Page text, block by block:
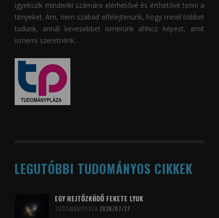
igyekszik mindenki számára elérhetővé és érthetővé tenni a
tényeket. Ám, nem szabad elfelejtenünk, hogy minél többet
tudunk, annál kevesebbet ismerünk ahhoz képest, amit
ismerni szeretnénk.
LEGUTÓBBI TUDOMÁNYOS CIKKEK
EGY REJTŐZKÖDŐ FEKETE LYUK
TUDOMÁNYPLÁZA 2026/07/27